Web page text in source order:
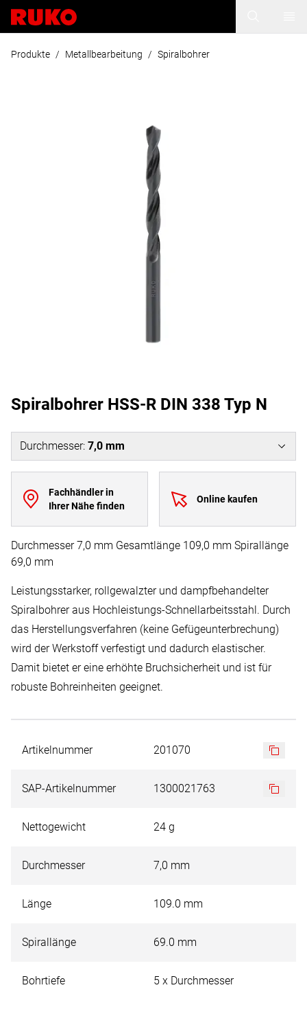
Produkte / Metallbearbeitung / Spiralbohrer
Spiralbohrer HSS-R DIN 338 Typ N
Durchmesser: 7,0 mm
Fachhändler in
Ihrer Nähe finden
Online kaufen
Durchmesser 7,0 mm Gesamtlänge 109,0 mm Spirallänge
69,0 mm
Leistungsstarker, rollgewalzter und dampfbehandelter
Spiralbohrer aus Hochleistungs-Schnellarbeitsstahl. Durch
das Herstellungsverfahren (keine Gefügeunterbrechung)
wird der Werkstoff verfestigt und dadurch elastischer.
Damit bietet er eine erhöhte Bruchsicherheit und ist für
robuste Bohreinheiten geeignet.
Artikelnummer 201070
SAP-Artikelnummer 1300021763
Nettogewicht 24 g
Durchmesser 7,0 mm
Länge 109.0 mm
Spirallänge 69.0 mm
Bohrtiefe 5 x Durchmesser